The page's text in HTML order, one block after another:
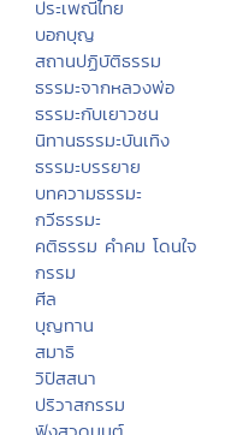
ประเพณีไทย
บอกบุญ
สถานปฏิบัติธรรม
ธรรมะจากหลวงพ่อ
ธรรมะกับเยาวชน
นิทานธรรมะบันเทิง
ธรรมะบรรยาย
บทความธรรมะ
กวีธรรมะ
คติธรรม คำคม โดนใจ
กรรม
ศีล
บุญทาน
สมาธิ
วิปัสสนา
ปริวาสกรรม